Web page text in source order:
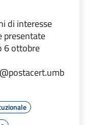
di interesse
presentate
6 ottobre